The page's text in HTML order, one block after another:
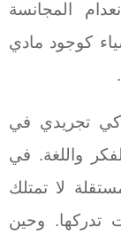
المجانسة
كوجود مادي
تجريدي في
واللغة. في
لا تمتلك
تدركها. وحين